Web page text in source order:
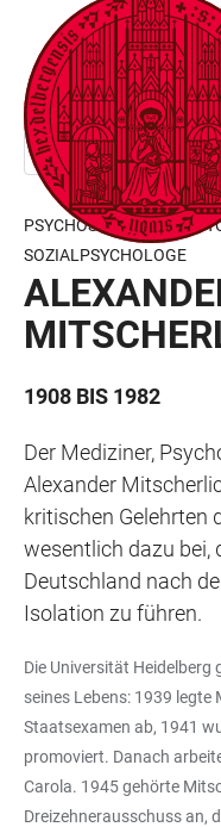
ACCESSIBILITY
LINKS
JUMP
TO
MAIN
CONTENT
OPEN
MAIN
NAVIGATION
OPEN
SEARCH
FORM
This page is only
PSYCHOSOMATIKER,
SOZIALPSYCHOLOGE
1908 BIS 1982
Der Mediziner,
Alexander
kritischen Gelehrten
wesentlich dazu bei,
Deutschland nach
Isolation zu führen.
Die Universität
seines Lebens: 1939
Staatsexamen ab, 1941
promoviert. Danach
Carola. 1945 gehörte
Dreizehnerausschuss an,